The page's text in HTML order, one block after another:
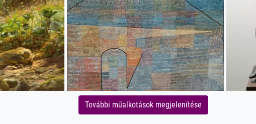
További műalkotások megjelenítése